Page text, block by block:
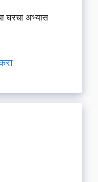
घरचा अभ्यास